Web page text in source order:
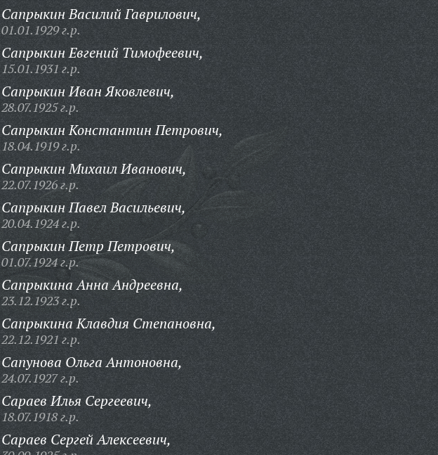
Сапрыкин Василий Гаврилович,
01.01.1929 г.р.
Сапрыкин Евгений Тимофеевич,
15.01.1931 г.р.
Сапрыкин Иван Яковлевич,
28.07.1925 г.р.
Сапрыкин Константин Петрович,
18.04.1919 г.р.
Сапрыкин Михаил Иванович,
22.07.1926 г.р.
Сапрыкин Павел Васильевич,
20.04.1924 г.р.
Сапрыкин Петр Петрович,
01.07.1924 г.р.
Сапрыкина Анна Андреевна,
23.12.1923 г.р.
Сапрыкина Клавдия Степановна,
22.12.1921 г.р.
Сапунова Ольга Антоновна,
24.07.1927 г.р.
Сараев Илья Сергеевич,
18.07.1918 г.р.
Сараев Сергей Алексеевич,